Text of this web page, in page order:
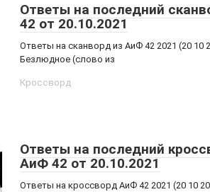
Ответы на последний
42 от 20.10.2021
Ответы на сканворд из АиФ 42 2021 (20 10
Безлюдное (слово из
Кроссворд
Ответы на последний
АиФ 42 от 20.10.2021
Ответы на кроссворд АиФ 42 2021 (20 10